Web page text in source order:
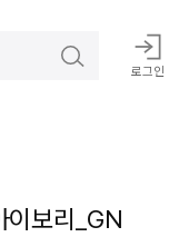
로그인
이보리_GN